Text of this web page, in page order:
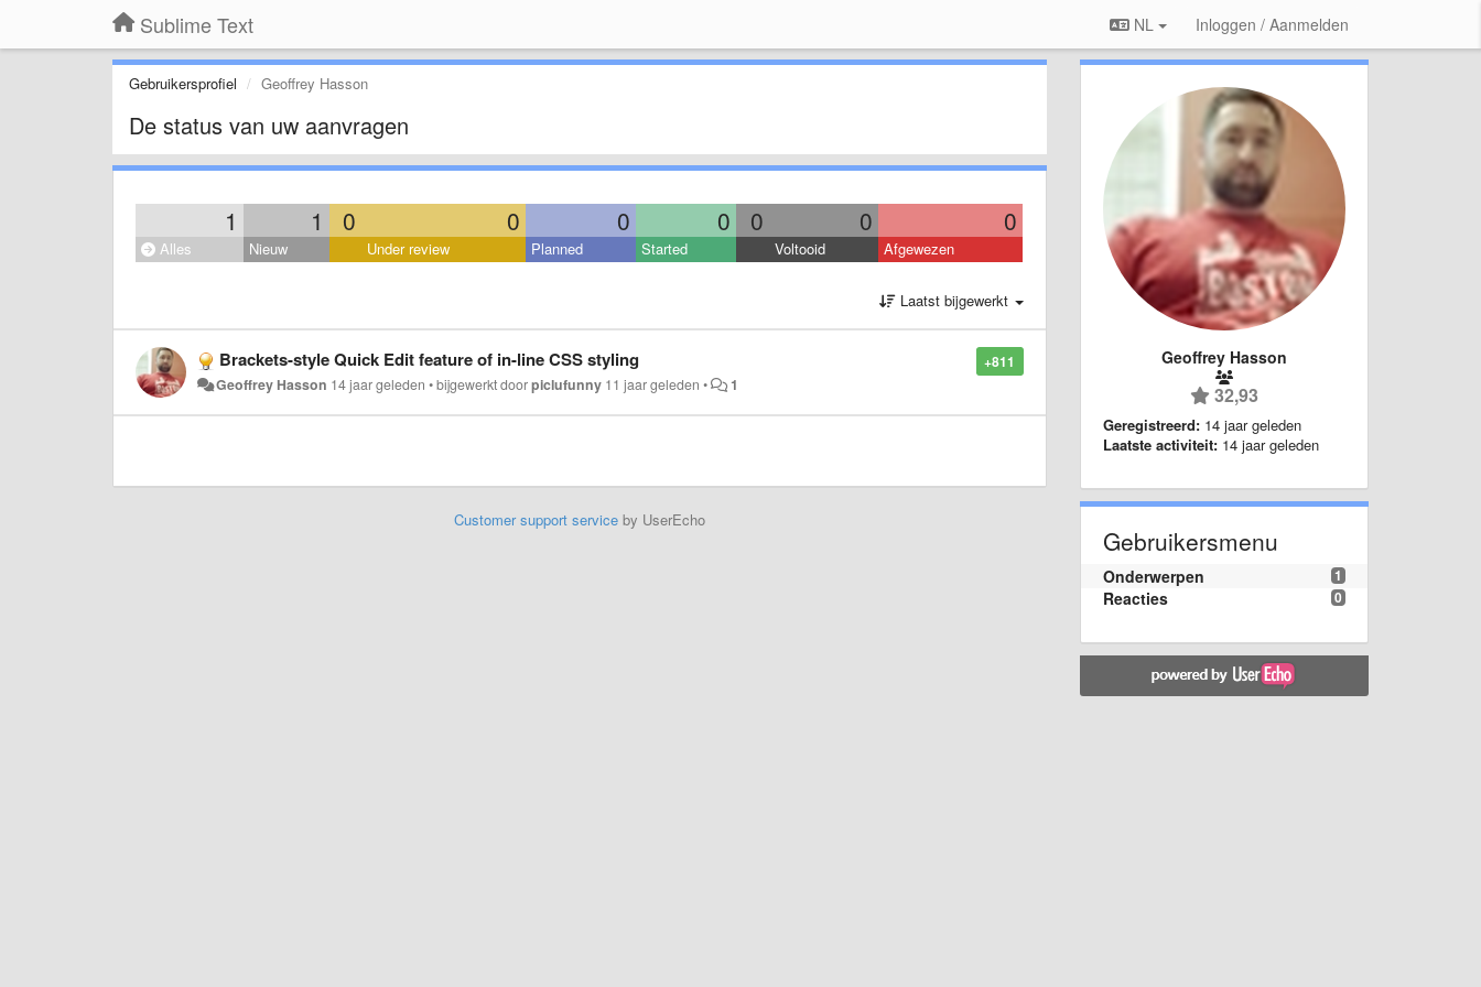
Sublime Text NL Inloggen / Aanmelden
Gebruikersprofiel Geoffrey Hasson
De status van uw aanvragen
1 1 0 0 0 0 0 0 0
Alles Nieuw Under review Planned Started Voltooid Afgewezen
Laatst bijgewerkt
+811
Brackets-style Quick Edit feature of in-line CSS styling
Geoffrey Hasson 14 jaar geleden •bijgewerkt doorpiclufunny 11 jaar geleden • 1
Customer support serviceby UserEcho
Geoffrey Hasson
32,93
Geregistreerd: 14 jaar geleden
Laatste activiteit: 14 jaar geleden
Gebruikersmenu
1
Onderwerpen
0
Reacties